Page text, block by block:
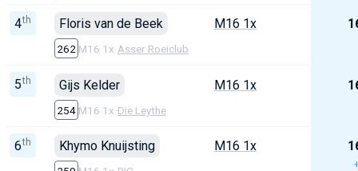
4th Floris van de Beek
262 M16 1x·Asser Roeiclub
M16 1x
5th Gijs Kelder
254 M16 1x·Die Leythe
M16 1x
6th Khymo Knuijsting M16 1x